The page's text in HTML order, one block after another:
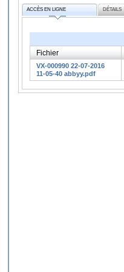
ACCÈS EN LIGNE DÉTAILS
Fichier
VX-000990 22-07-2016
11-05-40 abbyy.pdf